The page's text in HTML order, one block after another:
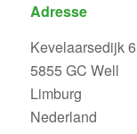
Adresse
Kevelaarsedijk 6
5855 GC Well
Limburg
Nederland